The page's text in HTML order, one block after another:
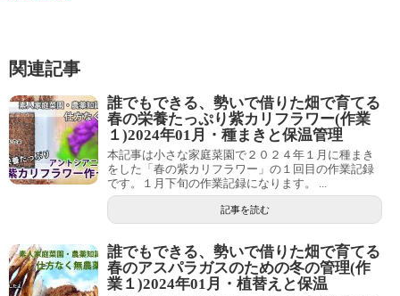
関連記事
誰でもできる、勢いで借りた畑で育てる
春の栄養たっぷり紫カリフラワー(作業
１)2024年01月・種まきと保温管理
本記事は小さな家庭菜園で２０２４年１月に種まき
をした「春の紫カリフラワー」の１回目の作業記録
です。１月下旬の作業記録になります。 ...
記事を読む
誰でもできる、勢いで借りた畑で育てる
春のアスパラガスのための冬の管理(作
業１)2024年01月・植替えと保温